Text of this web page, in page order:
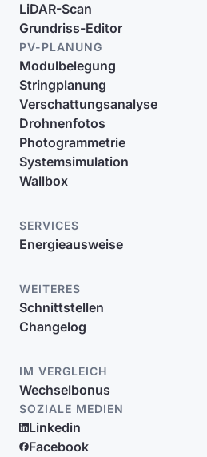
LiDAR-Scan
Grundriss-Editor
PV-PLANUNG
Modulbelegung
Stringplanung
Verschattungsanalyse
Drohnenfotos
Photogrammetrie
Systemsimulation
Wallbox
SERVICES
Energieausweise
WEITERES
Schnittstellen
Changelog
IM VERGLEICH
Wechselbonus
SOZIALE MEDIEN
Linkedin
Facebook